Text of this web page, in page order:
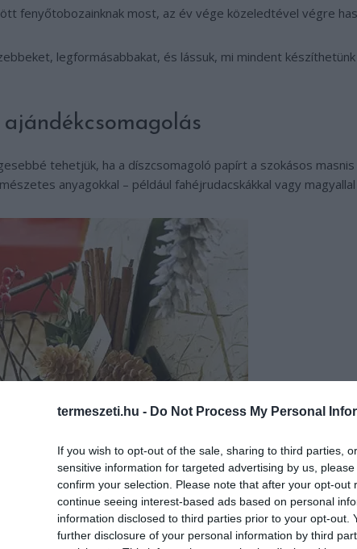
termeszeti.hu - Do Not Process My Personal
If you wish to opt-out of the sale, sharing to third parties,
sensitive information for targeted advertising by us,
confirm your selection. Please note that after your opt-out
continue seeing interest-based ads based on personal
information disclosed to third parties prior to your opt-out.
further disclosure of your personal information by third
fenyőtobozainknak most, az év vége közeledtével végre
legformásabbakat, és lássuk, mi mindent
ajándékcsomagolás
tehetjük, ha a díszcsomagoló papírt a szokásos masnis
anyagokkal – például fahéjrudacskákkal vagy
Steven Randazzo